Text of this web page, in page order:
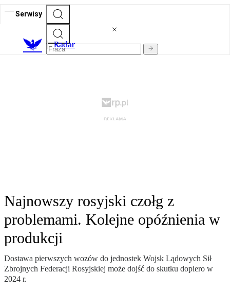
Serwisy
Radar
Najnowszy rosyjski czołg z
problemami. Kolejne opóźnienia w
produkcji
Dostawa pierwszych wozów do jednostek Wojsk Lądowych Sił
Zbrojnych Federacji Rosyjskiej może dojść do skutku dopiero w
2024 r.